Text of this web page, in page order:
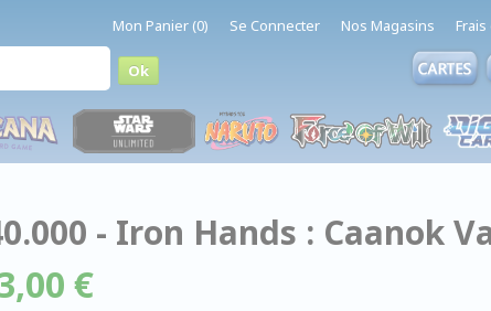
Mon Panier (0) Se Connecter Nos Magasins
- Iron Hands : Caanok
€